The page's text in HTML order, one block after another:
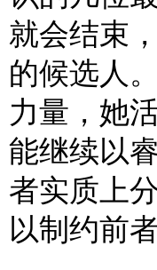
就会结束
的候选人
力量，她
能继续以
者实质上
以制约前